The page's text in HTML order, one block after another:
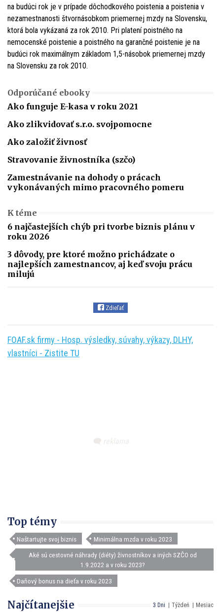
na budúci rok je v prípade dôchodkového poistenia a poistenia v
nezamestnanosti štvornásobkom priemernej mzdy na Slovensku,
ktorá bola vykázaná za rok 2010. Pri platení poistného na
nemocenské poistenie a poistného na garančné poistenie je na
budúci rok maximálnym základom 1,5-násobok priemernej mzdy
na Slovensku za rok 2010.
Odporúčané ebooky
Ako funguje E-kasa v roku 2021
Ako zlikvidovať s.r.o. svojpomocne
Ako založiť živnosť
Stravovanie živnostníka (szčo)
Zamestnávanie na dohody o prácach
vykonávaných mimo pracovného pomeru
K téme
6 najčastejších chýb pri tvorbe biznis plánu v
roku 2026
3 dôvody, pre ktoré možno prichádzate o
najlepších zamestnancov, aj keď svoju prácu
milujú
Zdieľať
FOAF.sk firmy - Hosp. výsledky, súvahy, výkazy, DLHY,
vlastníci - Zistite TU
Top témy
Naštartujte svoj biznis Minimálna mzda v roku 2023
Aké sú cestovné náhrady (diéty) živnostníkov a iných SZČO od
1.9.2022 a v roku 2023?
Daňový bonus na dieťa v roku 2023
3 Dni Týždeň Mesiac
Najčítanejšie